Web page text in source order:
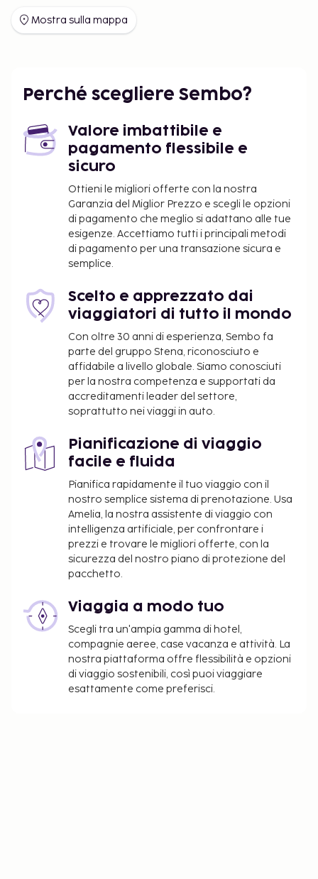
Mostra sulla mappa
Perché scegliere Sembo?
Valore imbattibile e
pagamento flessibile e
sicuro
Ottieni le migliori offerte con la nostra
Garanzia del Miglior Prezzo e scegli le opzioni
di pagamento che meglio si adattano alle tue
esigenze. Accettiamo tutti i principali metodi
di pagamento per una transazione sicura e
semplice.
Scelto e apprezzato dai
viaggiatori di tutto il mondo
Con oltre 30 anni di esperienza, Sembo fa
parte del gruppo Stena, riconosciuto e
affidabile a livello globale. Siamo conosciuti
per la nostra competenza e supportati da
accreditamenti leader del settore,
soprattutto nei viaggi in auto.
Pianificazione di viaggio
facile e fluida
Pianifica rapidamente il tuo viaggio con il
nostro semplice sistema di prenotazione. Usa
Amelia, la nostra assistente di viaggio con
intelligenza artificiale, per confrontare i
prezzi e trovare le migliori offerte, con la
sicurezza del nostro piano di protezione del
pacchetto.
Viaggia a modo tuo
Scegli tra un'ampia gamma di hotel,
compagnie aeree, case vacanza e attività. La
nostra piattaforma offre flessibilità e opzioni
di viaggio sostenibili, così puoi viaggiare
esattamente come preferisci.